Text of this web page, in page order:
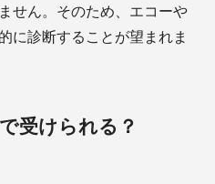
せん。そのため、エコーや
に診断することが望まれま
受けられる？